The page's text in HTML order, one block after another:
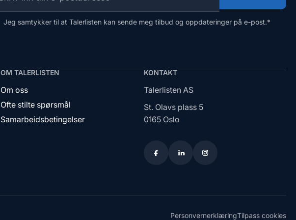
Jeg samtykker til at Talerlisten kan sende meg tilbud og oppdateringer på e-post.*
OM TALERLISTEN
Om oss
Ofte stilte spørsmål
Samarbeidsbetingelser
KONTAKT
Talerlisten AS
St. Olavs plass 5
0165 Oslo
PersonvernerklæringTilpass cookies